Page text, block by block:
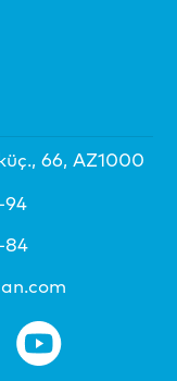
66, AZ1000
94
84